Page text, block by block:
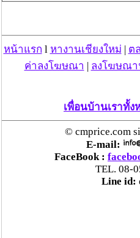
หน้าแรก l หางานเชียงใหม่ | ต
ค่าลงโฆษณา | ลงโฆษณา
เพื่อนบ้านเราทั้
© cmprice.com
E-mail:
FaceBook :
TEL. 08-
Line id: